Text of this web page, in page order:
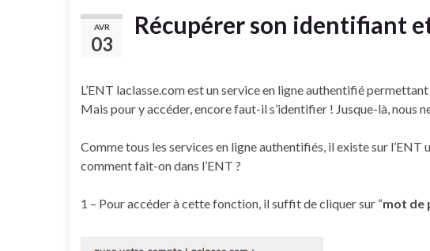
AVR
03
Récupérer son identifiant
L’ENT laclasse.com est un service en ligne authentifié
Mais pour y accéder, encore faut-il s’identifier ! Jusque-là, nous
Comme tous les services en ligne authentifiés, il existe sur l’ENT
comment fait-on dans l’ENT ?
1 – Pour accéder à cette fonction, il suffit de cliquer sur “mot de